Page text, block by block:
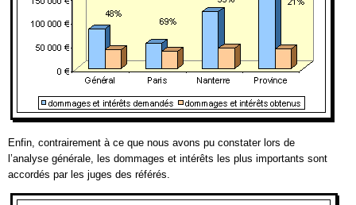
Enfin, contrairement à ce que nous avons pu constater lors de
l’analyse générale, les dommages et intérêts les plus importants sont
accordés par les juges des référés.